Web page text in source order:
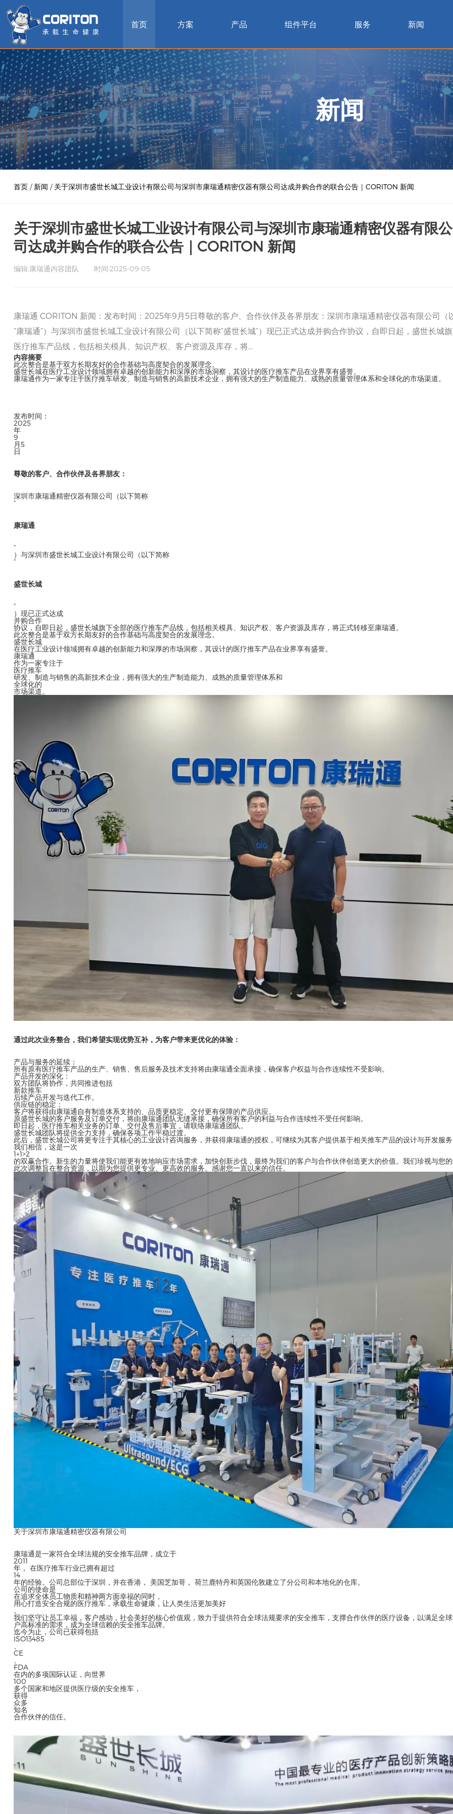
首页 方案 产品 组件平台 服务 新闻
新闻
首页/ 新闻 / 关于深圳市盛世长城工业设计有限公司与深圳市康瑞通精密仪器有限公司达成并购合作的联合公告｜CORITON 新闻
关于深圳市盛世长城工业设计有限公司与深圳市康瑞通精密仪器有限公
司达成并购合作的联合公告｜CORITON 新闻
编辑:康瑞通内容团队 时间:2025-09-05
康瑞通 CORITON 新闻：发布时间：2025年9月5日尊敬的客户、合作伙伴及各界朋友：深圳市康瑞通精密仪器有限公司（
“康瑞通”）与深圳市盛世长城工业设计有限公司（以下简称“盛世长城”）现已正式达成并购合作协议，自即日起，盛世长城
医疗推车产品线，包括相关模具、知识产权、客户资源及库存，将…
内容摘要
此次整合是基于双方长期友好的合作基础与高度契合的发展理念。
盛世长城在医疗工业设计领域拥有卓越的创新能力和深厚的市场洞察，其设计的医疗推车产品在业界享有盛誉。
康瑞通作为一家专注于医疗推车研发、制造与销售的高新技术企业，拥有强大的生产制造能力、成熟的质量管理体系和全球化的市场渠道。
发布时间：
2025
年
9
月5
日
尊敬的客户、合作伙伴及各界朋友：
深圳市康瑞通精密仪器有限公司（以下简称
“
康瑞通
”
）与深圳市盛世长城工业设计有限公司（以下简称
“
盛世长城
”
）现已正式达成
并购合作
协议，自即日起，盛世长城旗下全部的医疗推车产品线，包括相关模具、知识产权、客户资源及库存，将正式转移至康瑞通。
此次整合是基于双方长期友好的合作基础与高度契合的发展理念。
盛世长城
在医疗工业设计领域拥有卓越的创新能力和深厚的市场洞察，其设计的医疗推车产品在业界享有盛誉。
康瑞通
作为一家专注于
医疗推车
研发、制造与销售的高新技术企业，拥有强大的生产制造能力、成熟的质量管理体系和
全球化的
市场渠道。
通过此次业务整合，我们希望实现优势互补，为客户带来更优化的体验：
产品与服务的延续：
所有原有医疗推车产品的生产、销售、售后服务及技术支持将由康瑞通全面承接，确保客户权益与合作连续性不受影响。
产品开发的深化：
双方团队将协作，共同推进包括
新款推车
后续产品开发与迭代工作。
供应链的稳定：
客户将获得由康瑞通自有制造体系支持的、品质更稳定、交付更有保障的产品供应。
原盛世长城的客户服务及订单交付，将由康瑞通团队无缝承接，确保所有客户的利益与合作连续性不受任何影响。
即日起，医疗推车相关业务的订单、交付及售后事宜，请联络康瑞通团队。
盛世长城团队将提供全力支持，确保各项工作平稳过渡。
此后，盛世长城公司将更专注于其核心的工业设计咨询服务，并获得康瑞通的授权，可继续为其客户提供基于相关推车产品的设计与开发服
我们相信，这是一次
1+1>2
的双赢合作。新生的力量将使我们能更有效地响应市场需求，加快创新步伐，最终为我们的客户与合作伙伴创造更大的价值。我们珍视与您
此次调整旨在整合资源，以期为您提供更专业、更高效的服务。感谢您一直以来的信任。
关于深圳市康瑞通精密仪器有限公司
康瑞通是一家符合全球法规的安全推车品牌，成立于
2011
年， 在医疗推车行业已拥有超过
14
年的经验。公司总部位于深圳，并在香港， 美国芝加哥， 荷兰鹿特丹和英国伦敦建立了分公司和本地化的仓库。
公司的使命是
在追求全体员工物质和精神两方面幸福的同时，
用心打造安全合规的医疗推车，承载生命健康，让人类生活更加美好
。
我们坚守让员工幸福，客户感动，社会美好的核心价值观，致力于提供符合全球法规要求的安全推车，支撑合作伙伴的医疗设备，以满足全
户高标准的需求，成为全球信赖的安全推车品牌。
迄今为止，公司已获得包括
ISO13485
CE
FDA
在内的多项国际认证，向世界
100
多个国家和地区提供医疗级的安全推车，
获得
众多
知名
合作伙伴的信任。